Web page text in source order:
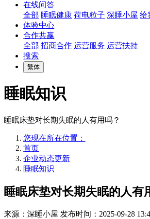
在线问答
全部 睡眠健康 荷电粒子 深睡小屋 给
体验中心
合作共赢
全部 招商合作 运营服务 运营扶持
搜索
繁体
睡眠知识
睡眠床垫对长期失眠的人有用吗？
您现在所在位置：
首页
企业动态更新
睡眠知识
睡眠床垫对长期失眠的人有
来源：深睡小屋 发布时间：2025-09-28